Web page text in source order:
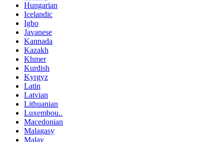
Hungarian
Icelandic
Igbo
Javanese
Kannada
Kazakh
Khmer
Kurdish
Kyrgyz
Latin
Latvian
Lithuanian
Luxembou..
Macedonian
Malagasy
Malay